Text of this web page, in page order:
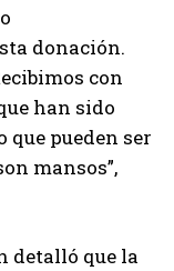
donación.
con
han sido
que pueden ser
mansos”,
detalló que la